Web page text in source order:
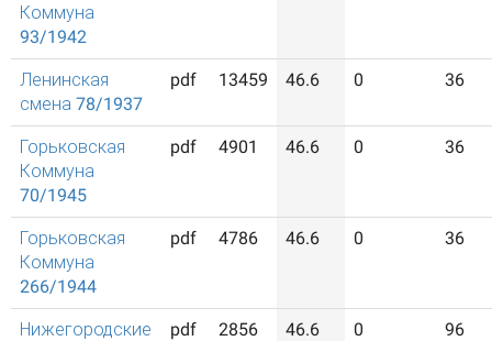
Коммуна
93/1942
Ленинская
смена 78/1937
pdf 13459 46.6 0 36
Горьковская
Коммуна
70/1945
pdf 4901 46.6 0 36
Горьковская
Коммуна
266/1944
pdf 4786 46.6 0 36
Нижегородские
pdf 2856 46.6 0 96